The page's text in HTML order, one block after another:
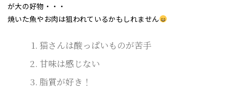
が大の好物・・・
焼いた魚やお肉は狙われているかもしれません
猫さんは酸っぱいものが苦手
甘味は感じない
脂質が好き！